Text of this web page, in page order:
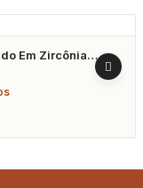
Em Zircônia